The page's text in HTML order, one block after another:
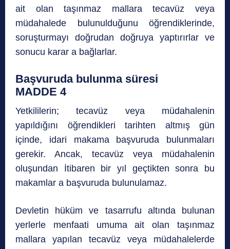
ait olan taşınmaz mallara tecavüz veya
müdahalede bulunulduğunu öğrendiklerinde,
soruşturmayı doğrudan doğruya yaptırırlar ve
sonucu karar a bağlarlar.
Başvuruda bulunma süresi
MADDE 4
Yetkililerin; tecavüz veya müdahalenin
yapıldığını öğrendikleri tarihten altmış gün
içinde, idari makama başvuruda bulunmaları
gerekir. Ancak, tecavüz veya müdahalenin
oluşundan İtibaren bir yıl geçtikten sonra bu
makamlar a başvuruda bulunulamaz.
Devletin hüküm ve tasarrufu altında bulunan
yerlerle menfaati umuma ait olan taşınmaz
mallara yapılan tecavüz veya müdahalelerde